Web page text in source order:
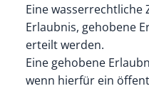
Eine wasserrechtliche
Erlaubnis, gehobene
erteilt werden.
Einegehobene
wenn hierfür ein